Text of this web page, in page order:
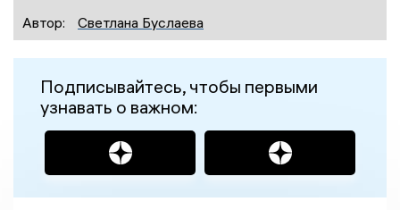
Автор:
Светлана Буслаева
Подписывайтесь, чтобы первыми
узнавать о важном: